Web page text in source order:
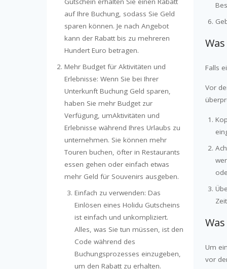
Falls
Vor
Um
vor
auf Ihre Buchung, sodass Sie Geld
sparen können. Je nach Angebot
kann der Rabatt bis zu mehreren
Hundert Euro betragen.
Mehr Budget für Aktivitäten und
Erlebnisse: Wenn Sie bei Ihrer
Unterkunft Buchung Geld sparen,
haben Sie mehr Budget zur
Verfügung, umAktivitäten und
Erlebnisse während Ihres Urlaubs zu
unternehmen. Sie können mehr
Touren buchen, öfter in Restaurants
essen gehen oder einfach etwas
mehr Geld für Souvenirs ausgeben.
Einfach zu verwenden: Das
Einlösen eines Holidu Gutscheins
ist einfach und unkompliziert.
Alles, was Sie tun müssen, ist den
Code während des
Buchungsprozesses einzugeben,
um den Rabatt zu erhalten.